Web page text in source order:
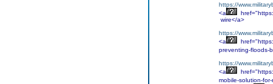
https://
<a
wire</a>
https://
<a
preventing-floods-
https://
<a
mobile-solution-